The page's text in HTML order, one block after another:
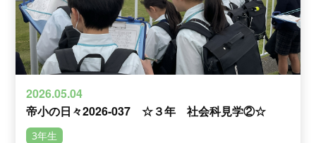
2026.05.04
帝小の日々2026-037 ☆３年 社会科見学②☆
3年生